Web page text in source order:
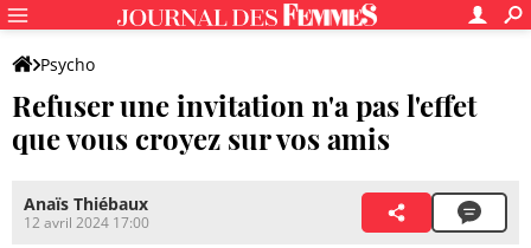
Psycho
Refuser une invitation n'a pas l'effet
que vous croyez sur vos amis
Anaïs Thiébaux
12 avril 2024 17:00